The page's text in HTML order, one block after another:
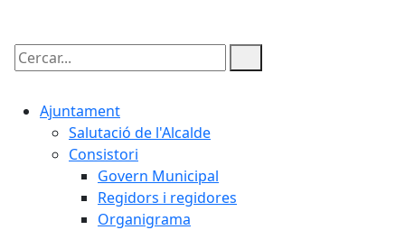
Cercar:
Ajuntament
Salutació de l'Alcalde
Consistori
Govern Municipal
Regidors i regidores
Organigrama